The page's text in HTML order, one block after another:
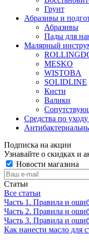
Грунт
Абразивы и
Абразивы
Пады для
Малярный
MESKO
WISTOBA
SOLIDLINE
Кисти
Валики
Средства по
Подписка на акции
Узнавайте о скидках и
Новости магазина
Статьи
Все статьи
Часть 1. Правила и
Часть 2. Правила и
Часть 3. Правила и
Как нанести масло для